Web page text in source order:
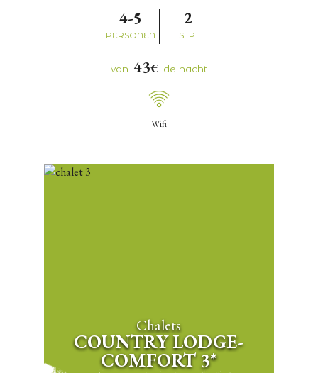
4-5
PERSONEN
2
SLP.
van 43€ de nacht
Wifi
Chalets
COUNTRY LODGE-
COMFORT 3*